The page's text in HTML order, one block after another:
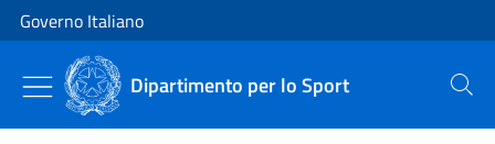
Vai al contenuto
Vai alla navigazione del sito
Governo Italiano
Dipartimento per lo Sport Cerca